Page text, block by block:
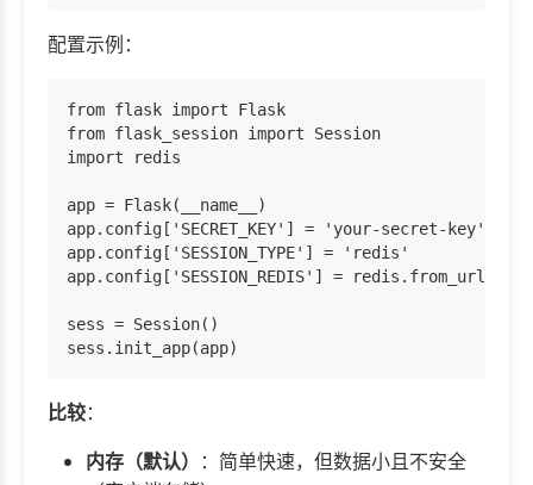
配置示例：
from flask import Flask
from flask_session import Session
import redis
app = Flask(__name__)
app.config['SECRET_KEY'] = 'your-secret-key'
app.config['SESSION_TYPE'] = 'redis'
app.config['SESSION_REDIS'] =
sess = Session()
比较：
内存（默认） ：简单快速，但数据小且不安全